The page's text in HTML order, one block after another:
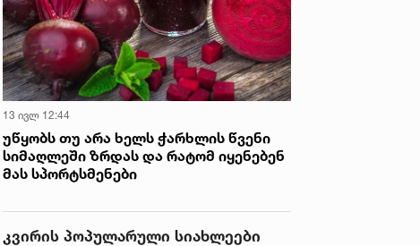
13 ივლ 12:44
უწყობს თუ არა ხელს ჭარხლის წვენი
სიმაღლეში ზრდას და რატომ იყენებენ
მას სპორტსმენები
კვირის პოპულარული სიახლეები